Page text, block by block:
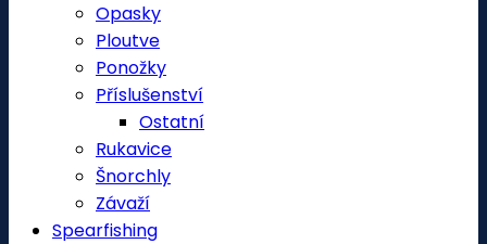
Opasky
Ploutve
Ponožky
Příslušenství
Ostatní
Rukavice
Šnorchly
Závaží
Spearfishing